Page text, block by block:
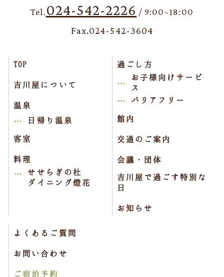
Tel. 024-542-2226 / 9:00~18:00
Fax.024-542-3604
TOP
吉川屋について
温泉
日帰り温泉
客室
料理
せせらぎの杜
ダイニング燈花
過ごし方
お子様向けサービ
ス
バリアフリー
館内
交通のご案内
会議・団体
吉川屋で過ごす特別な
日
お知らせ
よくあるご質問
お問い合わせ
ご宿泊予約